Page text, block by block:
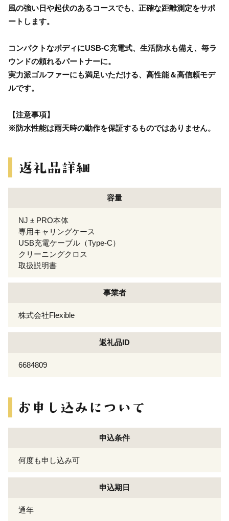
風の強い日や起伏のあるコースでも、正確な距離測定をサポ
ートします。
コンパクトなボディにUSB-C充電式、生活防水も備え、毎ラ
ウンドの頼れるパートナーに。
実力派ゴルファーにも満足いただける、高性能＆高信頼モデ
ルです。
【注意事項】
※防水性能は雨天時の動作を保証するものではありません。
容量
NJ ± PRO本体
専用キャリングケース
USB充電ケーブル（Type-C）
クリーニングクロス
取扱説明書
事業者
株式会社Flexible
返礼品ID
6684809
申込条件
何度も申し込み可
申込期日
通年